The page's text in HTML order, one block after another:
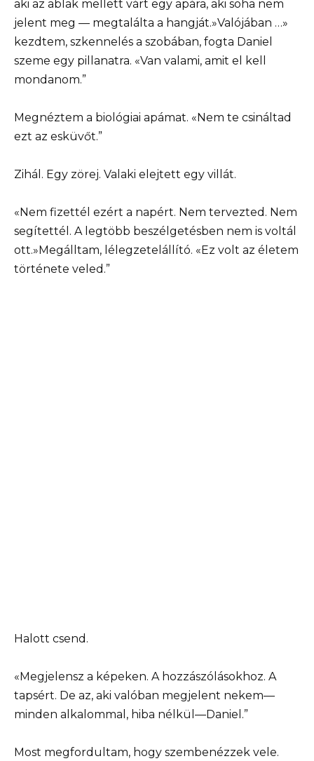
aki az ablak mellett várt egy apára, aki soha nem
jelent meg — megtalálta a hangját.»Valójában …»
kezdtem, szkennelés a szobában, fogta Daniel
szeme egy pillanatra. «Van valami, amit el kell
mondanom.”
Megnéztem a biológiai apámat. «Nem te csináltad
ezt az esküvőt.”
Zihál. Egy zörej. Valaki elejtett egy villát.
«Nem fizettél ezért a napért. Nem tervezted. Nem
segítettél. A legtöbb beszélgetésben nem is voltál
ott.»Megálltam, lélegzetelállító. «Ez volt az életem
története veled.”
Halott csend.
«Megjelensz a képeken. A hozzászólásokhoz. A
tapsért. De az, aki valóban megjelent nekem—
minden alkalommal, hiba nélkül—Daniel.”
Most megfordultam, hogy szembenézzek vele.